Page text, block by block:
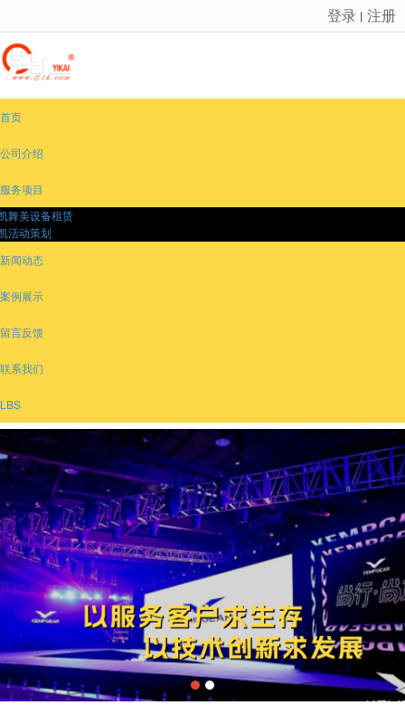
很遗憾，因您的浏览器版本过低导致无法获得最佳浏览体验，推荐下载安装谷歌浏览器！
登录 丨 注册
首页
公司介绍
服务项目
舞美设备租赁
活动策划
新闻动态
案例展示
留言反馈
联系我们
LBS